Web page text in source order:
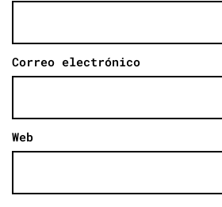
Correo electrónico
Web